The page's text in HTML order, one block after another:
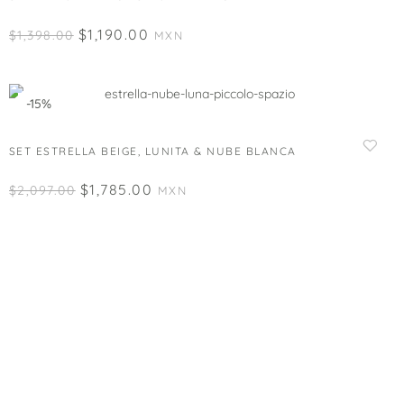
$1,398.00 $1,190.00 MXN
-15%
SET ESTRELLA BEIGE, LUNITA & NUBE BLANCA
$2,097.00 $1,785.00 MXN